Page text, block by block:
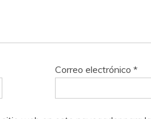
Correo electrónico *